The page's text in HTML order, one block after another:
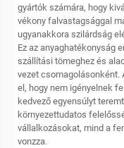
gyártók számára, hogy
vékony falvastagsággal
ugyanakkora szilárdság
Ez az anyaghatékonyság
szállítási tömeghez és
vezet csomagolásonként.
el, hogy nem igényelnek
kedvező egyensúlyt
környezettudatos
vállalkozásokat, mind a
vonzza.